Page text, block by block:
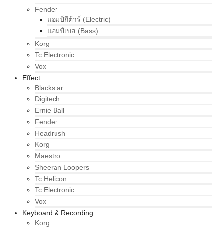
Fender
แอมป์กีต้าร์ (Electric)
แอมป์เบส (Bass)
Korg
Tc Electronic
Vox
Effect
Blackstar
Digitech
Ernie Ball
Fender
Headrush
Korg
Maestro
Sheeran Loopers
Tc Helicon
Tc Electronic
Vox
Keyboard & Recording
Korg